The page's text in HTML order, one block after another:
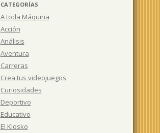
CATEGORÍAS
A toda Máquina
Acción
Análisis
Aventura
Carreras
Crea tus videojuegos
Curiosidades
Deportivo
Educativo
El Kiosko